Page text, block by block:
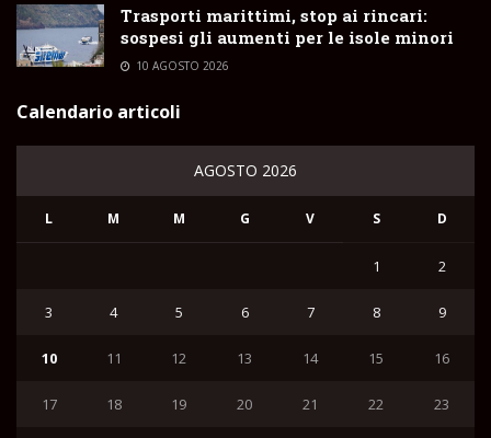
Trasporti marittimi, stop ai rincari:
sospesi gli aumenti per le isole minori
10 AGOSTO 2026
Calendario articoli
AGOSTO 2026
L M M G V S D
1 2
3 4 5 6 7 8 9
10 11 12 13 14 15 16
17 18 19 20 21 22 23